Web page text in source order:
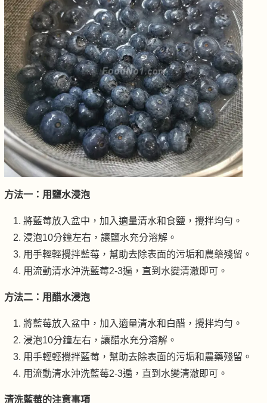
方法一：用鹽水浸泡
將藍莓放入盆中，加入適量清水和食鹽，攪拌均勻。
浸泡10分鐘左右，讓鹽水充分溶解。
用手輕輕攪拌藍莓，幫助去除表面的污垢和農藥殘留。
用流動清水沖洗藍莓2-3遍，直到水變清澈即可。
方法二：用醋水浸泡
將藍莓放入盆中，加入適量清水和白醋，攪拌均勻。
浸泡10分鐘左右，讓醋水充分溶解。
用手輕輕攪拌藍莓，幫助去除表面的污垢和農藥殘留。
用流動清水沖洗藍莓2-3遍，直到水變清澈即可。
清洗藍莓的注意事項